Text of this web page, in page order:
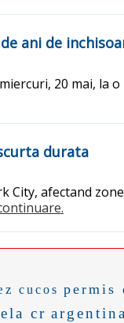
ani de
20 mai, la
durata
City, afectand
cucos permis
cr argentina